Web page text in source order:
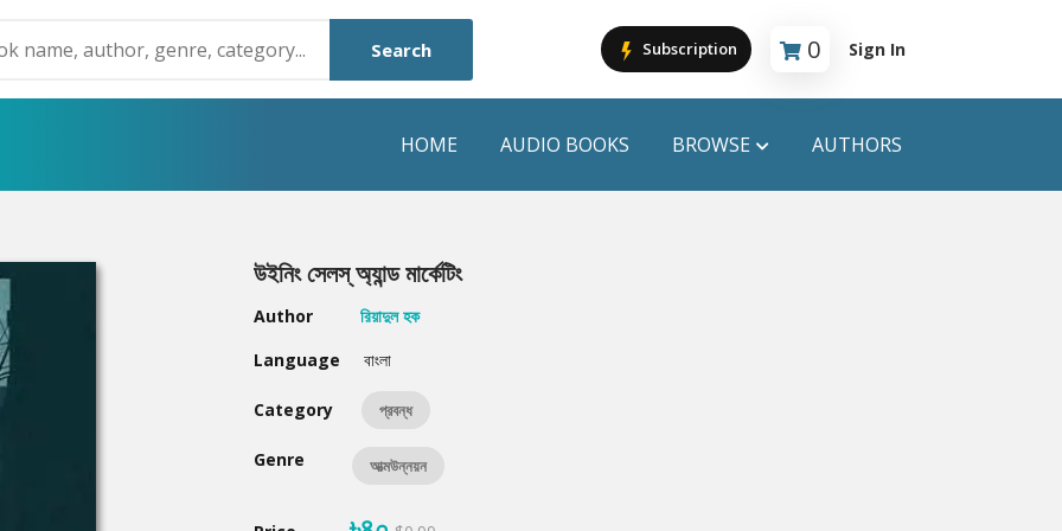
Search Subscription 0
Cart is empty
Sign In
HOME AUDIO BOOKS BROWSE
Humayun Ahmed
Mouri Morium
AUTHORS
উইনিং সেলস্ অ্যান্ড মার্কেটিং
Author
রিয়াদুল হক
Language
বাংলা
Category প্রবন্ধ
Genre আত্মউন্নয়ন